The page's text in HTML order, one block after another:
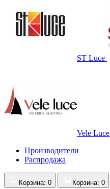
ST Luce
Vele Luce
Производители
Распродажа
Корзина: 0 Корзина: 0